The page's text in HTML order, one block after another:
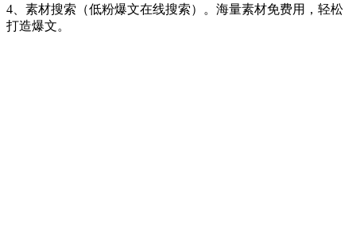
4、素材搜索（低粉爆文在线搜索）。海量素材免费用，轻松
打造爆文。